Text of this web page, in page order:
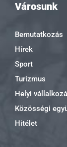
Városunk
Bemutatkozás
Hírek
Sport
Turizmus
Helyi
Közösségi
Hitélet